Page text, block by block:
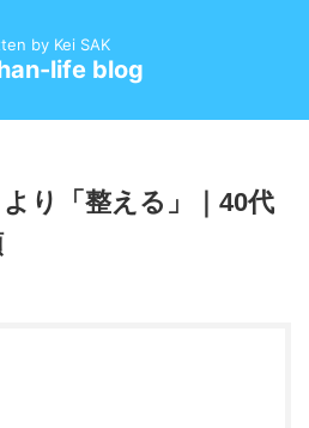
by Kei SAK
life blog
り「整える」｜40代